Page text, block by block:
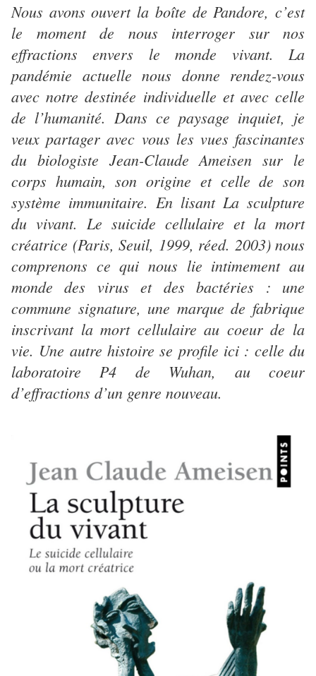
Nous avons ouvert la boîte de Pandore, c’est
le moment de nous interroger sur nos
effractions envers le monde vivant. La
pandémie actuelle nous donne rendez-vous
avec notre destinée individuelle et avec celle
de l’humanité. Dans ce paysage inquiet, je
veux partager avec vous les vues fascinantes
du biologiste Jean-Claude Ameisen sur le
corps humain, son origine et celle de son
système immunitaire. En lisant La sculpture
du vivant. Le suicide cellulaire et la mort
créatrice (Paris, Seuil, 1999, réed. 2003) nous
comprenons ce qui nous lie intimement au
monde des virus et des bactéries : une
commune signature, une marque de fabrique
inscrivant la mort cellulaire au coeur de la
vie. Une autre histoire se profile ici : celle du
laboratoire P4 de Wuhan, au coeur
d’effractions d’un genre nouveau.